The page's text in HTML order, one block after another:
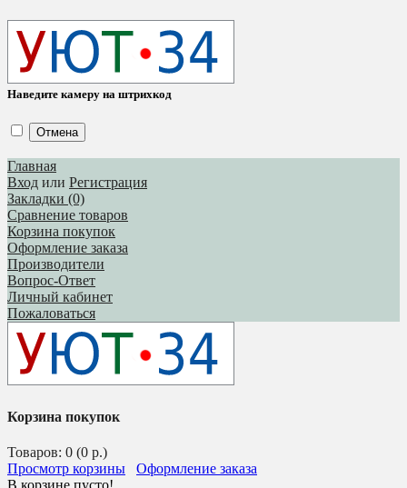
Наведите камеру на штрихкод
Отмена
Главная
Вход или Регистрация
Закладки (0)
Сравнение товаров
Корзина покупок
Оформление заказа
Производители
Вопрос-Ответ
Личный кабинет
Пожаловаться
Корзина покупок
Товаров: 0 (0 р.)
Просмотр корзины
Оформление заказа
В корзине пусто!